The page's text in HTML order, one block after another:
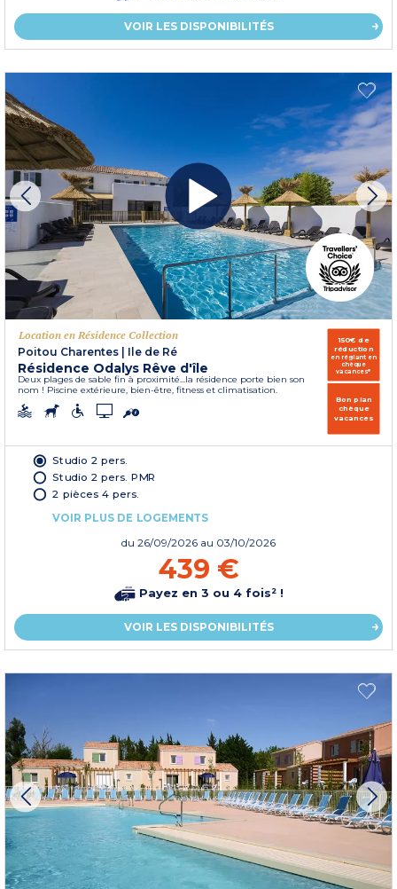
VOIR LES DISPONIBILITÉS
Location en Résidence Collection
Poitou Charentes
Ile de Ré
Résidence Odalys Rêve d'île
Deux plages de sable fin à proximité...la résidence porte bien son
nom ! Piscine extérieure, bien-être, fitness et climatisation.
150€ de
réduction
en réglant en
chèque
vacances*
Bon plan
chèque
vacances
Studio 2 pers.
Studio 2 pers. PMR
2 pièces 4 pers.
VOIR PLUS DE LOGEMENTS
du 26/09/2026 au 03/10/2026
439 €
Payez en 3 ou 4 fois² !
VOIR LES DISPONIBILITÉS